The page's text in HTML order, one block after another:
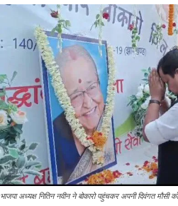
भाजपा अध्यक्ष नितिन नवीन ने बोकारो पहुंचकर अपनी दिवंगत मौसी